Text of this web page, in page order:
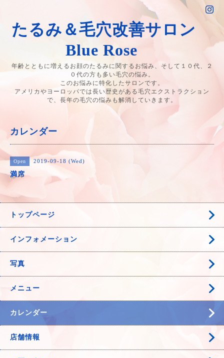
たるみ＆毛穴改善サロン
Blue Rose
年齢とともに増えるお顔のたるみに関するお悩み、そして１０代、２
０代の方も多い毛穴の悩み。
このお悩みに特化したサロンです。
アメリカやヨーロッパでは長い歴史がある毛穴エクストラクション
で、長年の毛穴の悩みも解消していきます。
カレンダー
Open 2019-09-18 (Wed)
満席
トップページ
インフォメーション
写真
メニュー
カレンダー
店舗情報